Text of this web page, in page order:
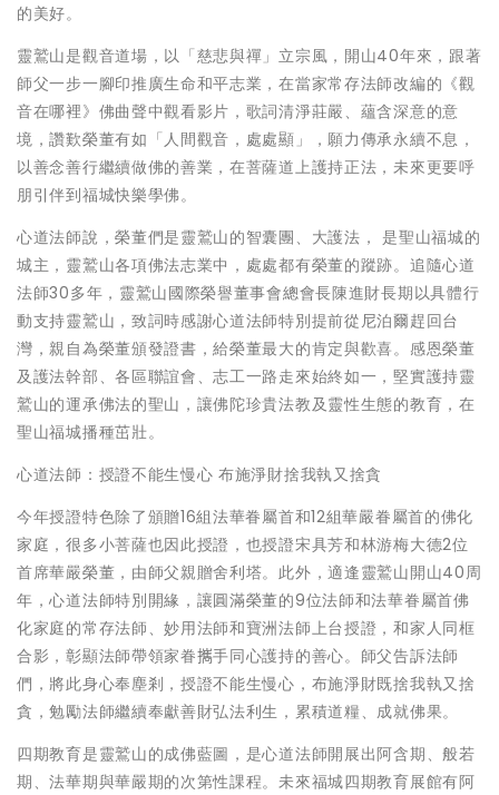
的美好。
靈鷲山是觀音道場，以「慈悲與禪」立宗風，開山40年來，跟著
師父一步一腳印推廣生命和平志業，在當家常存法師改編的《觀
音在哪裡》佛曲聲中觀看影片，歌詞清淨莊嚴、蘊含深意的意
境，讚歎榮董有如「人間觀音，處處顯」，願力傳承永續不息，
以善念善行繼續做佛的善業，在菩薩道上護持正法，未來更要呼
朋引伴到福城快樂學佛。
心道法師說，榮董們是靈鷲山的智囊團、大護法， 是聖山福城的
城主，靈鷲山各項佛法志業中，處處都有榮董的蹤跡。追隨心道
法師30多年，靈鷲山國際榮譽董事會總會長陳進財長期以具體行
動支持靈鷲山，致詞時感謝心道法師特別提前從尼泊爾趕回台
灣，親自為榮董頒發證書，給榮董最大的肯定與歡喜。感恩榮董
及護法幹部、各區聯誼會、志工一路走來始終如一，堅實護持靈
鷲山的運承佛法的聖山，讓佛陀珍貴法教及靈性生態的教育，在
聖山福城播種茁壯。
心道法師：授證不能生慢心 布施淨財捨我執又捨貪
今年授證特色除了頒贈16組法華眷屬首和12組華嚴眷屬首的佛化
家庭，很多小菩薩也因此授證，也授證宋具芳和林游梅大德2位
首席華嚴榮董，由師父親贈舍利塔。此外，適逢靈鷲山開山40周
年，心道法師特別開緣，讓圓滿榮董的9位法師和法華眷屬首佛
化家庭的常存法師、妙用法師和寶洲法師上台授證，和家人同框
合影，彰顯法師帶領家眷𢹂手同心護持的善心。師父告訴法師
們，將此身心奉塵剎，授證不能生慢心，布施淨財既捨我執又捨
貪，勉勵法師繼續奉獻善財弘法利生，累積道糧、成就佛果。
四期教育是靈鷲山的成佛藍圖，是心道法師開展出阿含期、般若
期、法華期與華嚴期的次第性課程。未來福城四期教育展館有阿